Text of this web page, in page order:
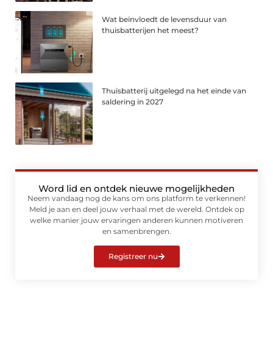
Wat beïnvloedt de levensduur van
thuisbatterijen het meest?
Thuisbatterij uitgelegd na het einde van
saldering in 2027
Word lid en ontdek nieuwe mogelijkheden
Neem vandaag nog de kans om ons platform te verkennen!
Meld je aan en deel jouw verhaal met de wereld. Ontdek op
welke manier jouw ervaringen anderen kunnen motiveren
en samenbrengen.
Registreer nu